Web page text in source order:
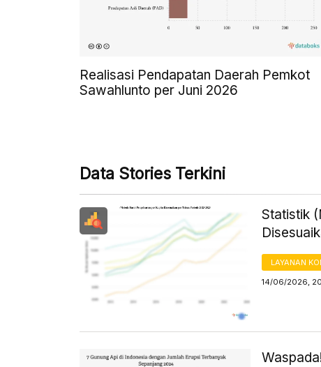
Realisasi Pendapatan Daerah Pemkot
Sawahlunto per Juni 2026
Data Stories Terkini
Statistik
LAYANAN
14/06/2026,